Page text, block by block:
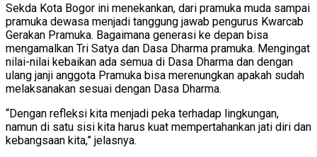
Sekda Kota Bogor ini menekankan, dari pramuka muda sampai
pramuka dewasa menjadi tanggung jawab pengurus Kwarcab
Gerakan Pramuka. Bagaimana generasi ke depan bisa
mengamalkan Tri Satya dan Dasa Dharma pramuka. Mengingat
nilai-nilai kebaikan ada semua di Dasa Dharma dan dengan
ulang janji anggota Pramuka bisa merenungkan apakah sudah
melaksanakan sesuai dengan Dasa Dharma.
“Dengan refleksi kita menjadi peka terhadap lingkungan,
namun di satu sisi kita harus kuat mempertahankan jati diri dan
kebangsaan kita,” jelasnya.